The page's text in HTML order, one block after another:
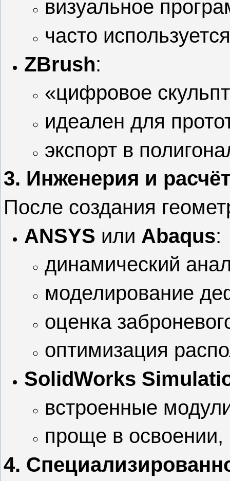
визуальное
часто
ZBrush:
«цифровое
идеален для
экспорт в
3. Инженерия и
После создания
ANSYS или Abaqus:
динамический
моделирование
оценка
оптимизация
SolidWorks
встроенные
проще в
4.